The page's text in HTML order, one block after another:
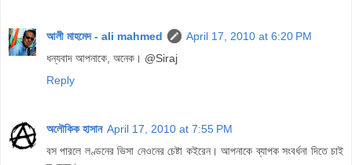
আলী মাহমেদ - ali mahmed
April 17, 2010 at 6:20 PM
ধন্যবাদ আপনাকে, অনেক। @Siraj
Reply
অলৌকিক হাসান April 17, 2010 at 7:55 PM
বস পারলে লণ্ডনের ভিসা নেওনের চেষ্টা কইরেন। আপনাকে ব্যাপক সংবর্ধনা দিতে চাই